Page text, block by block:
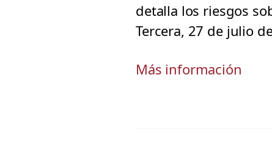
detalla los riesgos
Tercera, 27 de julio
Más información